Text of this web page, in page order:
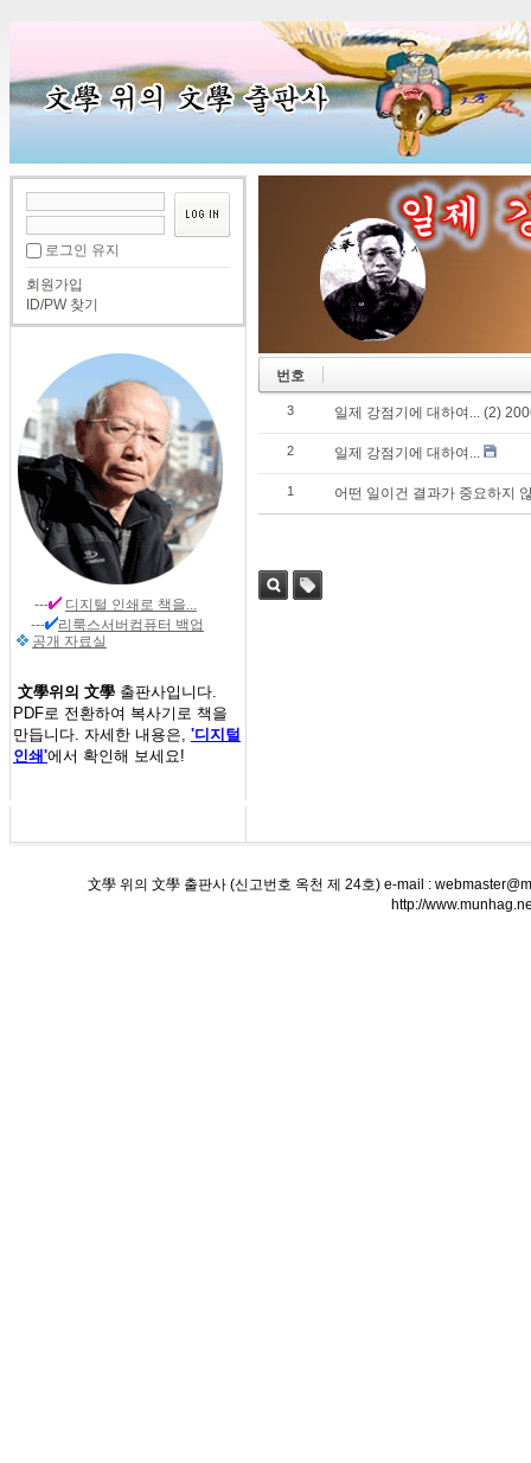
로그인 유지
회원가입
ID/PW 찾기
--- 디지털 인쇄 로 책을...
---
리룩스서버컴퓨터 백업
공개 자료실
文學위의 文學 출판사입니다.
PDF로 전환하여 복사기로 책을
만듭니다. 자세한 내용은, '디지털
인쇄'에서 확인해 보세요!
번호
3 일제 강점기에 대하여... (2)
2 일제 강점기에 대하여...
1 어떤 일이건 결과가 중요하지
文學 위의 文學 출판사 (신고번호 옥천 제 24호) e-mail :
http://